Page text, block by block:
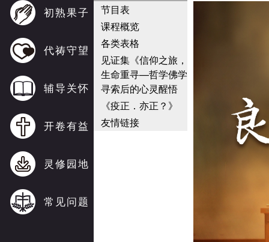
初熟果子
代祷守望
辅导关怀
开卷有益
灵修园地
常见问题
节目表
课程概览
各类表格
见证集《信仰之旅，
生命重寻—哲学佛学
寻索后的心灵醒悟
《疫正．亦正？》
友情链接